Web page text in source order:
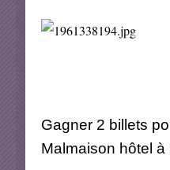
Gagner 2 billets
Malmaison hôtel à